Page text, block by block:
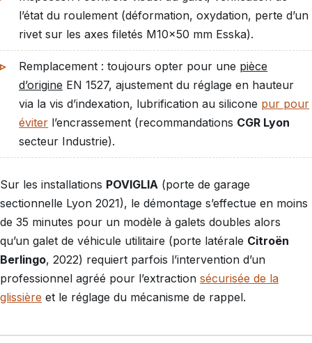
l’état du roulement (déformation, oxydation, perte d’un
rivet sur les axes filetés M10x50 mm Esska).
Remplacement : toujours opter pour une pièce
d’origine EN 1527, ajustement du réglage en hauteur
via la vis d’indexation, lubrification au silicone pur pour
éviter l’encrassement (recommandations CGR Lyon
secteur Industrie).
Sur les installations POVIGLIA (porte de garage
sectionnelle Lyon 2021), le démontage s’effectue en moins
de 35 minutes pour un modèle à galets doubles alors
qu’un galet de véhicule utilitaire (porte latérale Citroën
Berlingo, 2022) requiert parfois l’intervention d’un
professionnel agréé pour l’extraction sécurisée de la
glissière et le réglage du mécanisme de rappel.